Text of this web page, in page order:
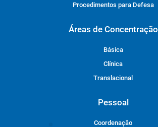
Procedimentos para Defesa
Áreas de Concentração
Básica
Clínica
Translacional
Pessoal
Coordenação